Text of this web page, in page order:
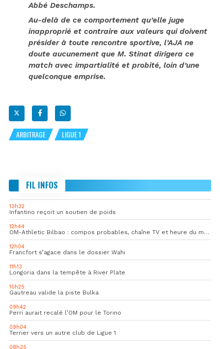
Abbé Deschamps.
Au-delà de ce comportement qu’elle juge
inapproprié et contraire aux valeurs qui doivent
présider à toute rencontre sportive, l’AJA ne
doute aucunement que M. Stinat dirigera ce
match avec impartialité et probité, loin d’une
quelconque emprise.
ARBITRAGE LIGUE 1
FIL INFOS
13h32
Infantino reçoit un soutien de poids
12h44
OM-Athletic Bilbao : compos probables, chaîne TV et heure du match
12h04
Francfort s’agace dans le dossier Wahi
11h13
Longoria dans la tempête à River Plate
10h25
Gautreau valide la piste Bulka
09h42
Perri aurait recalé l’OM pour le Torino
09h04
Terrier vers un autre club de Ligue 1
08h35